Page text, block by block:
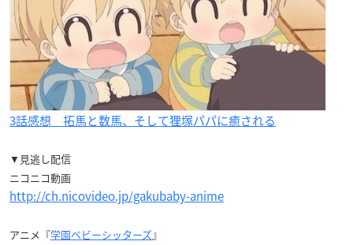
3話感想 拓馬と数馬、そして狸塚パパに癒される
▼見逃し配信
ニコニコ動画
http://ch.nicovideo.jp/gakubaby-anime
アニメ『学園ベビーシッターズ』